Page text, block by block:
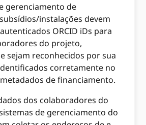
gerenciamento de
instalações devem
ORCID iDs para
do projeto,
sejam reconhecidos por sua
corretamente no
de financiamento.
dos colaboradores do
de gerenciamento do